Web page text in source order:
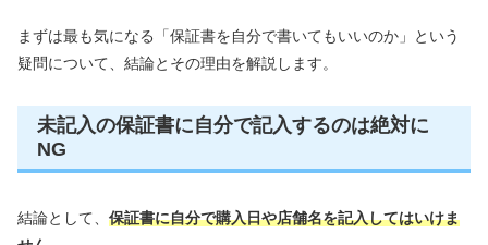
まずは最も気になる「保証書を自分で書いてもいいのか」という
疑問について、結論とその理由を解説します。
未記入の保証書に自分で記入するのは絶対に
NG
結論として、 保証書に自分で購入日や店舗名を記入してはいけま